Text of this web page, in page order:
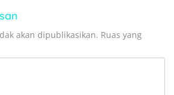
akan dipublikasikan. Ruas yang